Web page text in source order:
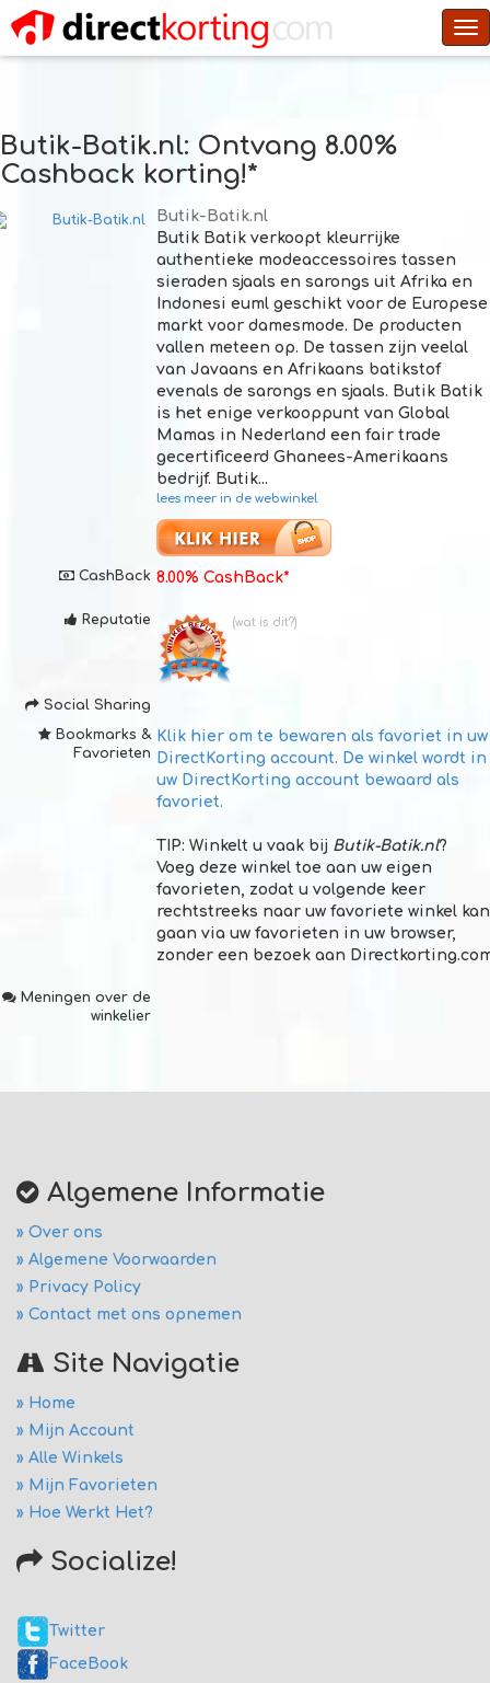
Butik-Batik.nl: Ontvang 8.00%
Cashback korting!*
Butik-Batik.nl
Butik Batik verkoopt kleurrijke
authentieke modeaccessoires tassen
sieraden sjaals en sarongs uit Afrika en
Indonesi euml geschikt voor de Europese
markt voor damesmode. De producten
vallen meteen op. De tassen zijn veelal
van Javaans en Afrikaans batikstof
evenals de sarongs en sjaals. Butik Batik
is het enige verkooppunt van Global
Mamas in Nederland een fair trade
gecertificeerd Ghanees-Amerikaans
bedrijf. Butik...
lees meer in de webwinkel
CashBack 8.00% CashBack*
Reputatie (wat is dit?)
Social Sharing
Bookmarks &
Favorieten
Klik hier om te bewaren als favoriet in uw
DirectKorting account. De winkel wordt in
uw DirectKorting account bewaard als
favoriet.
TIP: Winkelt u vaak bij Butik-Batik.nl?
Voeg deze winkel toe aan uw eigen
favorieten, zodat u volgende keer
rechtstreeks naar uw favoriete winkel kan
gaan via uw favorieten in uw browser,
zonder een bezoek aan
Meningen over de
winkelier
Algemene Informatie
» Over ons
» Algemene Voorwaarden
» Privacy Policy
» Contact met ons opnemen
Site Navigatie
» Home
» Mijn Account
» Alle Winkels
» Mijn Favorieten
» Hoe Werkt Het?
Socialize!
Twitter
FaceBook